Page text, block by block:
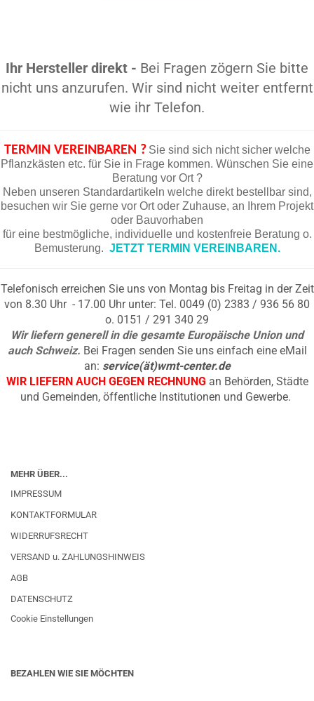
Ihr Hersteller direkt - Bei Fragen zögern Sie bitte
nicht uns anzurufen. Wir sind nicht weiter entfernt
wie ihr Telefon.
TERMIN VEREINBAREN ? Sie sind sich nicht sicher welche
Pflanzkästen etc. für Sie in Frage kommen. Wünschen Sie eine
Beratung vor Ort ?
Neben unseren Standardartikeln welche direkt bestellbar sind,
besuchen wir Sie gerne vor Ort oder Zuhause, an Ihrem Projekt
oder Bauvorhaben
für eine bestmögliche, individuelle und kostenfreie Beratung o.
Bemusterung. JETZT TERMIN VEREINBAREN.
Telefonisch erreichen Sie uns von Montag bis Freitag in der Zeit
von 8.30 Uhr - 17.00 Uhr unter: Tel. 0049 (0) 2383 / 936 56 80
o. 0151 / 291 340 29
Wir liefern generell in die gesamte Europäische Union und
auch Schweiz. Bei Fragen senden Sie uns einfach eine eMail
an: service(ät)wmt-center.de
WIR LIEFERN AUCH GEGEN RECHNUNG an Behörden, Städte
und Gemeinden, öffentliche Institutionen und Gewerbe.
MEHR ÜBER...
IMPRESSUM
KONTAKTFORMULAR
WIDERRUFSRECHT
VERSAND u. ZAHLUNGSHINWEIS
AGB
DATENSCHUTZ
Cookie Einstellungen
BEZAHLEN WIE SIE MÖCHTEN